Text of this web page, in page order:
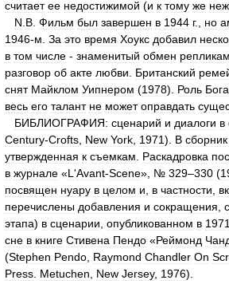
считает ее недостижимой (и к тому же
N В Фильм был завершен в 1944 г., но
1946-м За это время Хоукс добавил
в том числе - знаменитый обмен
разговор об акте любви Британский
снят Майклом Уипнером (1978). Роль
весь его талант не может оправдать
БИБЛИОГРАФИЯ: сценарий и диалоги в
Century-Crofts New York 1971). В сборник
утвержденная к съемкам Раскадровка
в журнале «L 'Avant-Scene», № 329–330 (
посвящен нуару в целом и в частности
перечислены добавления и сокращения
этапа) в сценарии опубликованном в 1971
сне в книге Стивена Пендо «Реймонд
(Stephen Pendo Raymond Chandler On
Press Metuchen New Jersey, 1976).